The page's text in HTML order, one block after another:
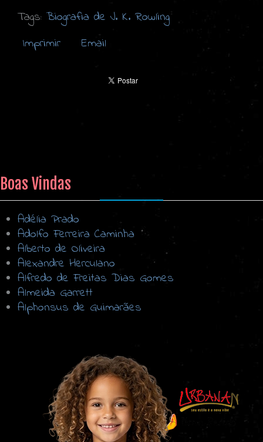
Tags: Biografia de J. K. Rowling
Imprimir
Email
Boas Vindas
Adélia Prado
Adolfo Ferreira Caminha
Alberto de Oliveira
Alexandre Herculano
Alfredo de Freitas Dias Gomes
Almeida Garrett
Alphonsus de Guimarães